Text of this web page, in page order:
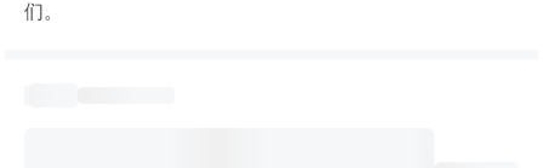
们。